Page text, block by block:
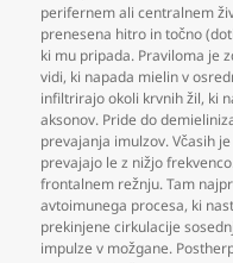
perifernem ali centralnem
prenesena hitro in točno
ki mu pripada. Praviloma je
vidi, ki napada mielin v
infiltrirajo okoli krvnih žil, ki
aksonov. Pride do
prevajanja imulzov. Včasih
prevajajo le z nižjo
frontalnem režnju. Tam
avtoimunega procesa, ki
prekinjene cirkulacije
impulze v možgane.